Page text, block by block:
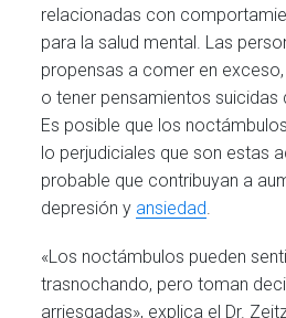
relacionadas con
para la salud mental. Las
propensas a comer en
o tener pensamientos suicidas
Es posible que los
lo perjudiciales que son estas
probable que contribuyan a
depresión y ansiedad.
«Los noctámbulos pueden
trasnochando, pero toman
arriesgadas», explica el Dr.